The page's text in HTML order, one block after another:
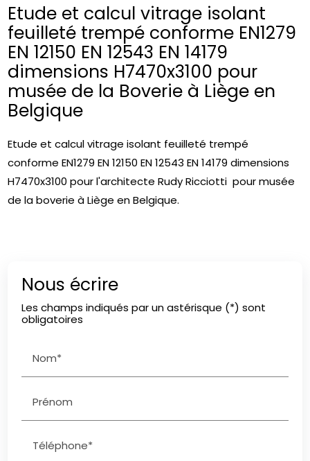
Etude et calcul vitrage isolant
feuilleté trempé conforme EN1279
EN 12150 EN 12543 EN 14179
dimensions H7470x3100 pour
musée de la Boverie à Liège en
Belgique
Etude et calcul vitrage isolant feuilleté trempé
conforme EN1279 EN 12150 EN 12543 EN 14179 dimensions
H7470x3100 pour l'architecte Rudy Ricciotti pour musée
de la boverie à Liège en Belgique.
Nous écrire
Les champs indiqués par un astérisque (*) sont
obligatoires
Nom*
Prénom
Téléphone*